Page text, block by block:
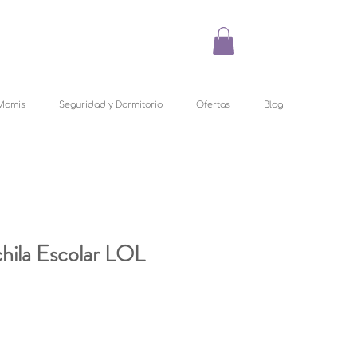
Seguridad y Dormitorio Ofertas Blog
Escolar LOL